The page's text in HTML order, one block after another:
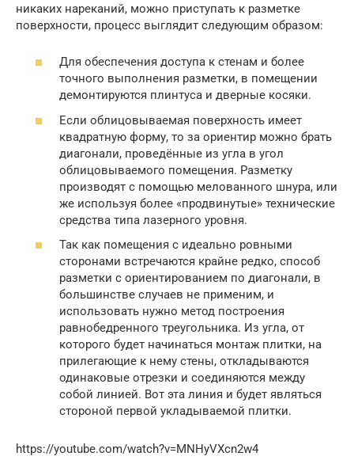
никаких нареканий, можно приступать к разметке
поверхности, процесс выглядит следующим образом:
Для обеспечения доступа к стенам и более
точного выполнения разметки, в помещении
демонтируются плинтуса и дверные косяки.
Если облицовываемая поверхность имеет
квадратную форму, то за ориентир можно брать
диагонали, проведённые из угла в угол
облицовываемого помещения. Разметку
производят с помощью мелованного шнура, или
же используя более «продвинутые» технические
средства типа лазерного уровня.
Так как помещения с идеально ровными
сторонами встречаются крайне редко, способ
разметки с ориентированием по диагонали, в
большинстве случаев не применим, и
использовать нужно метод построения
равнобедренного треугольника. Из угла, от
которого будет начинаться монтаж плитки, на
прилегающие к нему стены, откладываются
одинаковые отрезки и соединяются между
собой линией. Вот эта линия и будет являться
стороной первой укладываемой плитки.
https://youtube.com/watch?v=MNHyVXcn2w4